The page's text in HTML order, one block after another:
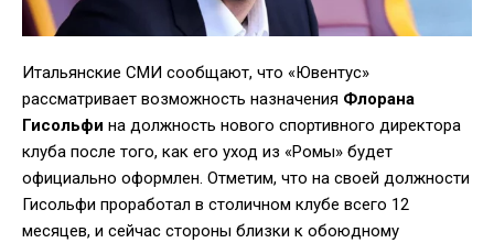
Итальянские СМИ сообщают, что «Ювентус»
рассматривает возможность назначения Флорана
Гисольфи на должность нового спортивного директора
клуба после того, как его уход из «Ромы» будет
официально оформлен. Отметим, что на своей должности
Гисольфи проработал в столичном клубе всего 12
месяцев, и сейчас стороны близки к обоюдному